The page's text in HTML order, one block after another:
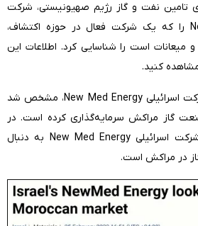
تامین نفت و گاز رژیم صهیونیستی، شرکت
اسرائیلی New Med Energy را که یک شرکت فعال در حوزه اکتشاف،
میعانات است را شناسایی کرد. اطلاعات این
کنید.
بعد از پژوهش در مورد شرکت اسرائیلی New Med Energy، مشخص شد
گاز مراکش سرمایه‌گذاری کرده است. در
سال 2022 گفته شد که شرکت اسرائیلی New Med Energy به دنبال
در مراکش است.